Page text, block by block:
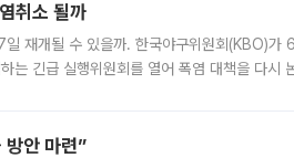
취소 될까
재개될 수 있을까. 한국야구위원회(KBO)가
는 긴급 실행위원회를 열어 폭염 대책을 다시
방안 마련”